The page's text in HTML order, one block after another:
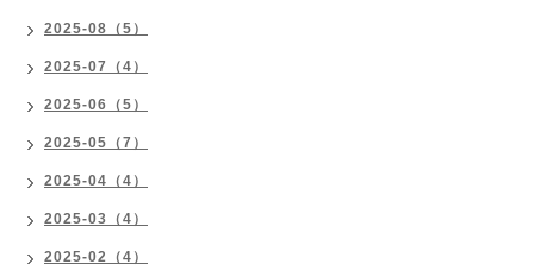
2025-08（5）
2025-07（4）
2025-06（5）
2025-05（7）
2025-04（4）
2025-03（4）
2025-02（4）